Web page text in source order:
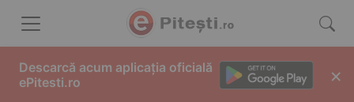
Descarcă acum aplicația oficială
ePitesti.ro
×